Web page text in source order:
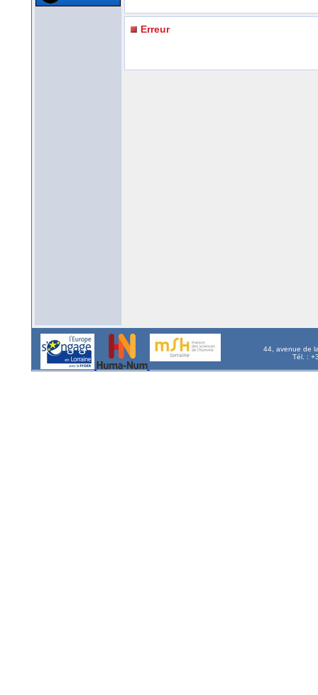
Erreur
44, avenue de
Tél. :